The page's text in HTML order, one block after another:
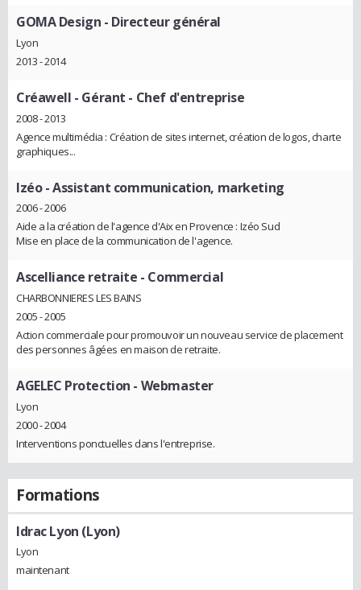
GOMA Design - Directeur général
Lyon
2013 - 2014
Créawell - Gérant - Chef d'entreprise
2008 - 2013
Agence multimédia : Création de sites internet, création de logos, charte
graphiques...
Izéo- Assistant communication, marketing
2006 - 2006
Aide a la création de l'agence d'Aix en Provence : Izéo Sud
Mise en place de la communication de l'agence.
Ascelliance retraite - Commercial
CHARBONNIERES LES BAINS
2005 - 2005
Action commerciale pour promouvoir un nouveau service de placement
des personnes âgées en maison de retraite.
AGELEC Protection - Webmaster
Lyon
2000 - 2004
Interventions ponctuelles dans l'entreprise.
Formations
Idrac Lyon (Lyon)
Lyon
maintenant